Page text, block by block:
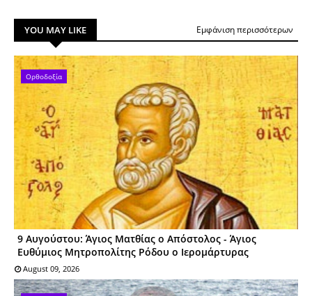
YOU MAY LIKE Εμφάνιση περισσότερων
Ορθοδοξία
9 Αυγούστου: Άγιος Ματθίας ο Απόστολος - Άγιος
Ευθύμιος Μητροπολίτης Ρόδου ο Ιερομάρτυρας
August 09, 2026